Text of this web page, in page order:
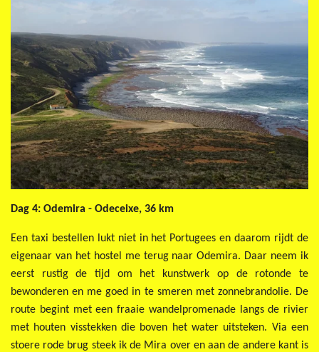
Dag 4: Odemira - Odeceixe, 36 km
Een taxi bestellen lukt niet in het Portugees en daarom rijdt de
eigenaar van het hostel me terug naar Odemira. Daar neem ik
eerst rustig de tijd om het kunstwerk op de rotonde te
bewonderen en me goed in te smeren met zonnebrandolie. De
route begint met een fraaie wandelpromenade langs de rivier
met houten visstekken die boven het water uitsteken. Via een
stoere rode brug steek ik de Mira over en aan de andere kant is